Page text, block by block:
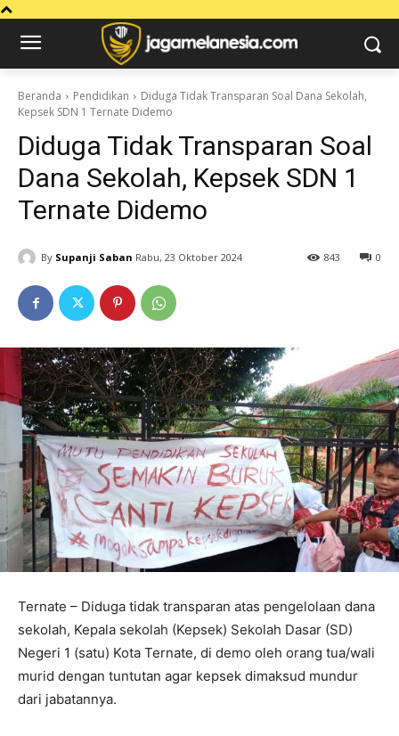
Beranda Pendidikan
Diduga Tidak Transparan Soal Dana Sekolah,
Kepsek SDN 1 Ternate Didemo
Diduga Tidak Transparan Soal
Dana Sekolah, Kepsek SDN 1
Ternate Didemo
By Supanji Saban Rabu, 23 Oktober 2024 0
843
Ternate – Diduga tidak transparan atas pengelolaan dana
sekolah, Kepala sekolah (Kepsek) Sekolah Dasar (SD)
Negeri 1 (satu) Kota Ternate, di demo oleh orang tua/wali
murid dengan tuntutan agar kepsek dimaksud mundur
dari jabatannya.